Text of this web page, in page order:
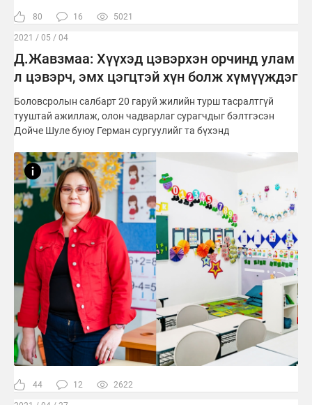
80 16 5021
2021 / 05 / 04
Д.Жавзмаа: Хүүхэд цэвэрхэн орчинд улам
л цэвэрч, эмх цэгцтэй хүн болж хүмүүждэг
Боловсролын салбарт 20 гаруй жилийн турш тасралтгүй
тууштай ажиллаж, олон чадварлаг сурагчдыг бэлтгэсэн
Дойче Шуле буюу Герман сургуулийг та бүхэнд
44 12 2622